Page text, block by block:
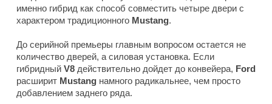
именно гибрид как способ совместить четыре двери с
характером традиционного Mustang.
До серийной премьеры главным вопросом остается не
количество дверей, а силовая установка. Если
гибридный V8 действительно дойдет до конвейера, Ford
расширит Mustang намного радикальнее, чем просто
добавлением заднего ряда.